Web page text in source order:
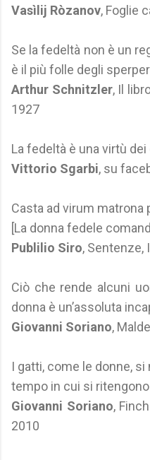
Vasìlij Ròzanov, Foglie
Se la fedeltà non è un
è il più folle degli
Arthur Schnitzler, Il
1927
La fedeltà è una virtù dei
Vittorio Sgarbi, su
Casta ad virum matrona
[La donna fedele
Publilio Siro, Sentenze,
Ciò che rende alcuni
donna è un’assoluta
Giovanni Soriano,
I gatti, come le donne,
tempo in cui si
Giovanni Soriano,
2010